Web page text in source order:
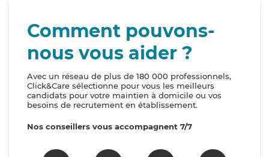
Comment pouvons-
nous vous aider ?
Avec un réseau de plus de 180 000 professionnels,
Click&Care sélectionne pour vous les meilleurs
candidats pour votre maintien à domicile ou vos
besoins de recrutement en établissement.
Nos conseillers vous accompagnent 7/7